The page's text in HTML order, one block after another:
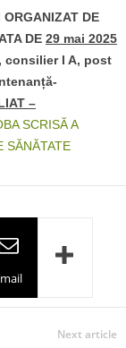
ORGANIZAT DE
DE 29 mai 2025
consilier I A, post
–
SCRISĂ A
SĂNĂTATE
Next article